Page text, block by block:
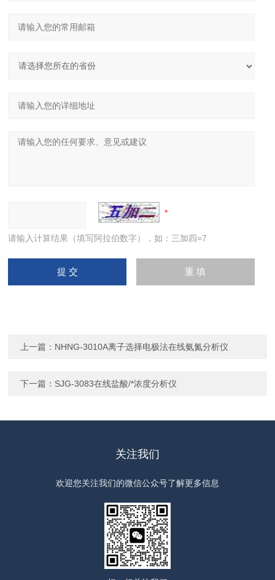
请输入计算结果（填写阿拉伯数字），如：三加四=7
上一篇： NHNG-3010A离子选择电极法在线氨氮分析仪
下一篇： SJG-3083在线盐酸/*浓度分析仪
关注我们
欢迎您关注我们的微信公众号了解更多信息